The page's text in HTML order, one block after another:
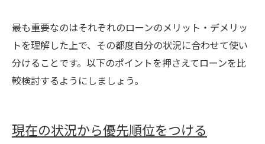
最も重要なのはそれぞれのローンのメリット・デメリッ
トを理解した上で、その都度自分の状況に合わせて使い
分けることです。以下のポイントを押さえてローンを比
較検討するようにしましょう。
現在の状況から優先順位をつける